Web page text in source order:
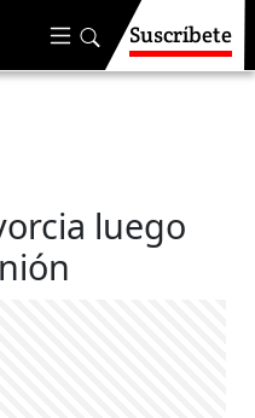
Suscríbete
luego